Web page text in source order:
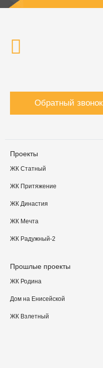
Обратный звонок
Проекты
ЖК Статный
ЖК Притяжение
ЖК Династия
ЖК Мечта
ЖК Радужный-2
Прошлые проекты
ЖК Родина
Дом на Енисейской
ЖК Взлетный